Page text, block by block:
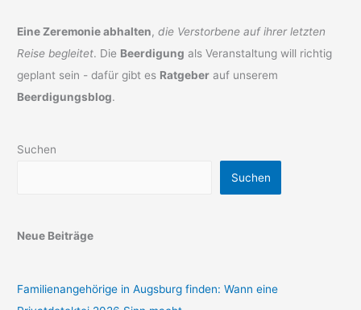
Eine Zeremonie abhalten,die Verstorbene auf ihrer letzten
Reise begleitet. Die Beerdigung als Veranstaltung will richtig
geplant sein - dafür gibt es Ratgeber auf unserem
Beerdigungsblog.
Suchen
Suchen
Neue Beiträge
Familienangehörige in Augsburg finden: Wann eine